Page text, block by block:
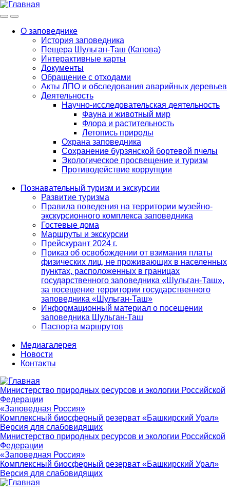
МенюИнфо
navigation
О заповеднике
История заповедника
Пещера Шульган-Таш (Капова)
Интерактивные карты
Документы
Обращение с отходами
Акты ЛПО и обследования аварийных деревьев
Деятельность
Научно-исследовательская деятельность
Фауна и животный мир
Флора и растительность
Летопись природы
Охрана заповедника
Сохранение бурзянской бортевой пчелы
Экологическое просвещение и туризм
Противодействие коррупции
Познавательный туризм и экскурсии
Развитие туризма
Правила поведения на территории музейно-
экскурсионного комплекса заповедника
Гостевые дома
Маршруты и экскурсии
Прейскурант 2024 г.
Приказ об освобождении от взимания платы
физических лиц, не проживающих в населенных
пунктах, расположенных в границах
государственного заповедника «Шульган-Таш»,
за посещение территории государственного
заповедника «Шульган-Таш»
Информационный материал о посещении
заповедника Шульган-Таш
Паспорта маршрутов
Медиагалерея
Новости
Контакты
Министерство природных ресурсов и экологии Российской
Федерации
«Заповедная Россия»
Комплексный биосферный резерват «Башкирский Урал»
Версия для слабовидящих
Министерство природных ресурсов и экологии Российской
Федерации
«Заповедная Россия»
Комплексный биосферный резерват «Башкирский Урал»
Версия для слабовидящих